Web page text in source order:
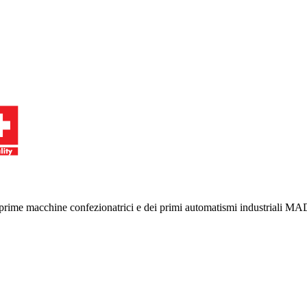
macchine confezionatrici e dei primi automatismi industriali